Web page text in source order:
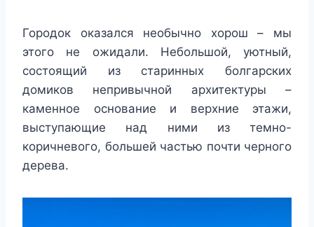
Городок оказался необычно хорош – мы
этого не ожидали. Небольшой, уютный,
состоящий из старинных болгарских
домиков непривычной архитектуры –
каменное основание и верхние этажи,
выступающие над ними из темно-
коричневого, большей частью почти черного
дерева.